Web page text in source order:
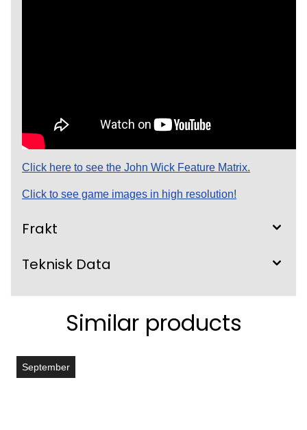
Click here to see the John Wick Feature Matrix.
Click to see game images in high resolution!
Frakt
Teknisk Data
Similar products
September